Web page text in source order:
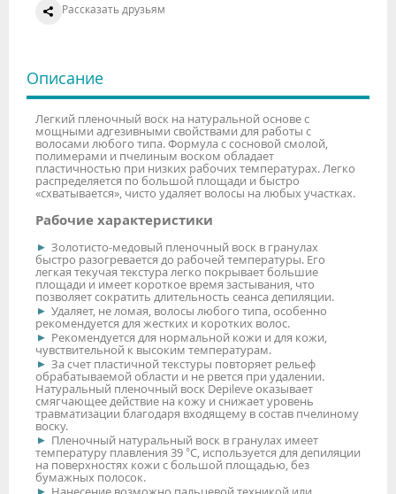
Рассказать друзьям
Описание
Легкий пленочный воск на натуральной основе с
мощными адгезивными свойствами для работы с
волосами любого типа. Формула с сосновой смолой,
полимерами и пчелиным воском обладает
пластичностью при низких рабочих температурах. Легко
распределяется по большой площади и быстро
«схватывается», чисто удаляет волосы на любых участках.
Рабочие характеристики
Золотисто-медовый пленочный воск в гранулах
быстро разогревается до рабочей температуры. Его
легкая текучая текстура легко покрывает большие
площади и имеет короткое время застывания, что
позволяет сократить длительность сеанса депиляции.
Удаляет, не ломая, волосы любого типа, особенно
рекомендуется для жестких и коротких волос.
Рекомендуется для нормальной кожи и для кожи,
чувствительной к высоким температурам.
За счет пластичной текстуры повторяет рельеф
обрабатываемой области и не рвется при удалении.
Натуральный пленочный воск Depileve оказывает
смягчающее действие на кожу и снижает уровень
травматизации благодаря входящему в состав пчелиному
воску.
Пленочный натуральный воск в гранулах имеет
температуру плавления 39 °С, используется для депиляции
на поверхностях кожи с большой площадью, без
бумажных полосок.